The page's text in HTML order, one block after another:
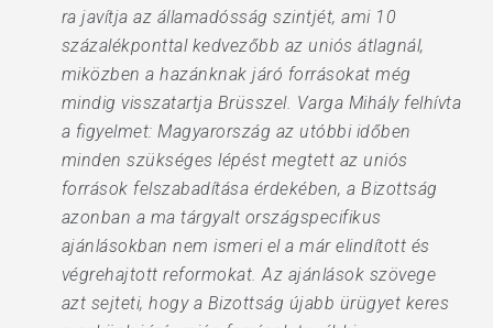
ra javítja az államadósság szintjét, ami 10
százalékponttal kedvezőbb az uniós átlagnál,
miközben a hazánknak járó forrásokat még
mindig visszatartja Brüsszel. Varga Mihály felhívta
a figyelmet: Magyarország az utóbbi időben
minden szükséges lépést megtett az uniós
források felszabadítása érdekében, a Bizottság
azonban a ma tárgyalt országspecifikus
ajánlásokban nem ismeri el a már elindított és
végrehajtott reformokat. Az ajánlások szövege
azt sejteti, hogy a Bizottság újabb ürügyet keres